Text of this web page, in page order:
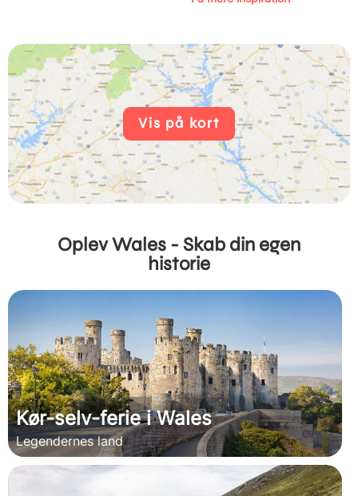
Vis på kort
Oplev Wales - Skab din egen
historie
Kør-selv-ferie i Wales
Legendernes land